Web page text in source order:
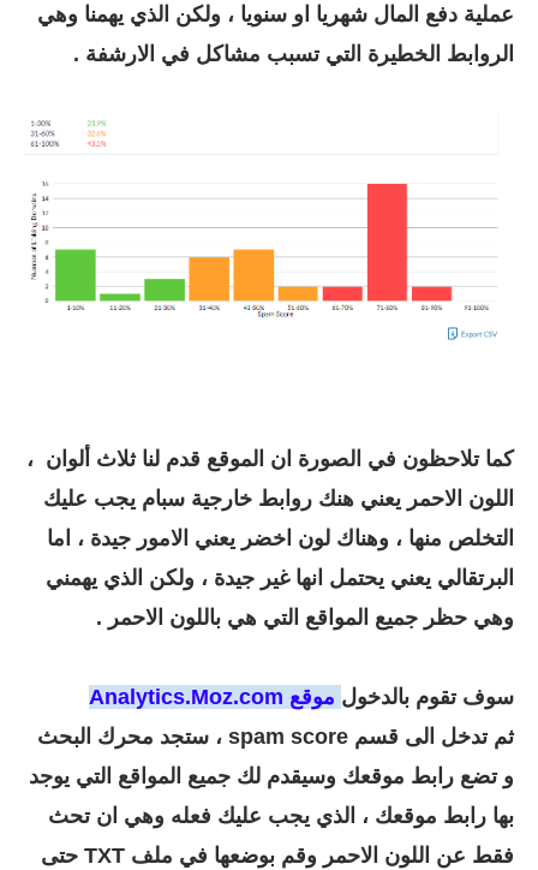
عملية دفع المال شهريا او سنويا ، ولكن الذي يهمنا وهي
الروابط الخطيرة التي تسبب مشاكل في الارشفة .
كما تلاحظون في الصورة ان الموقع قدم لنا ثلاث ألوان ،
اللون الاحمر يعني هنك روابط خارجية سبام يجب عليك
التخلص منها ، وهناك لون اخضر يعني الامور جيدة ، اما
البرتقالي يعني يحتمل انها غير جيدة ، ولكن الذي يهمني
وهي حظر جميع المواقع التي هي باللون الاحمر .
سوف تقوم بالدخول موقع Analytics.Moz.com
ثمتدخل الى قسم spam score ،
ستجد محرك البحث
و تضع رابط موقعك وسيقدم لك جميع المواقع التي يوجد
بها رابط موقعك ، الذي يجب عليك فعله وهي ان تحث
فقط عن اللون الاحمر وقم بوضعها في ملف TXT حتى